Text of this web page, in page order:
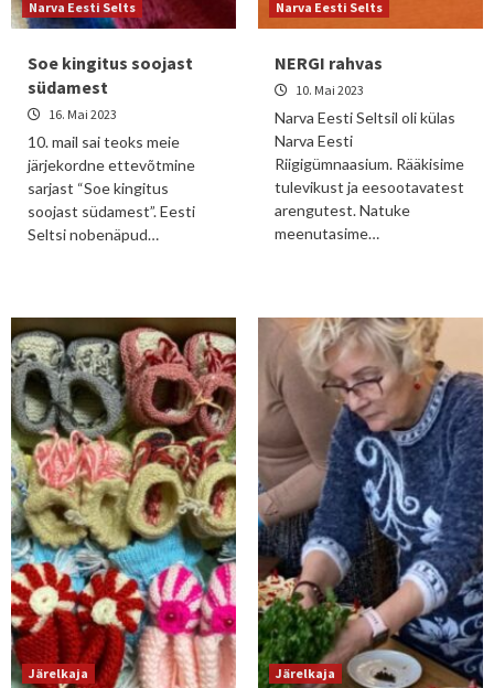
Narva Eesti Selts
Soe kingitus soojast
südamest
16. Mai 2023
10. mail sai teoks meie
järjekordne ettevõtmine
sarjast “Soe kingitus
soojast südamest”. Eesti
Seltsi nobenäpud…
Narva Eesti Selts
NERGI rahvas
10. Mai 2023
Narva Eesti Seltsil oli külas
Narva Eesti
Riigigümnaasium. Rääkisime
tulevikust ja eesootavatest
arengutest. Natuke
meenutasime…
Järelkaja
Järelkaja